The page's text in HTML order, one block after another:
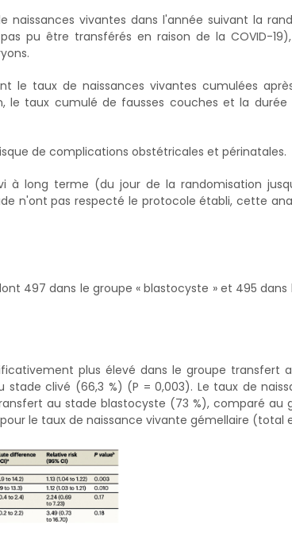
naissances vivantes dans l'année suivant la
pu être transférés en raison de la COVID-
le taux de naissances vivantes cumulées
le taux cumulé de fausses couches et la
de complications obstétricales et périnatales.
long terme (du jour de la randomisation
n'ont pas respecté le protocole établi, cette
497 dans le groupe « blastocyste » et 495 dans
plus élevé dans le groupe transfert
clivé (66,3 %) (P = 0,003). Le taux de
au stade blastocyste (73 %), comparé au
le taux de naissance vivante gémellaire (total